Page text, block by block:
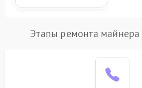
Этапы ремонта